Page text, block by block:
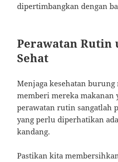
dipertimbangkan dengan
Perawatan Rutin
Sehat
Menjaga kesehatan burung
memberi mereka makanan
perawatan rutin sangatlah
yang perlu diperhatikan
kandang.
Pastikan kita